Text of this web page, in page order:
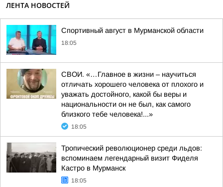
ЛЕНТА НОВОСТЕЙ
Спортивный август в Мурманской области
18:05
СВОИ. «…Главное в жизни – научиться
отличать хорошего человека от плохого и
уважать достойного, какой бы веры и
национальности он не был, как самого
близкого тебе человека!...»
18:05
Тропический революционер среди льдов:
вспоминаем легендарный визит Фиделя
Кастро в Мурманск
18:05